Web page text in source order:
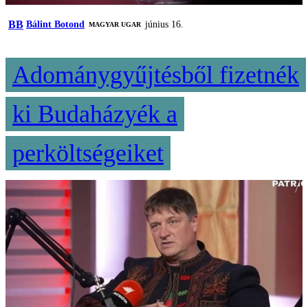
BB Bálint Botond MAGYAR UGAR június 16.
Adománygyűjtésből fizetnék
ki Budaházyék a
perköltségeiket